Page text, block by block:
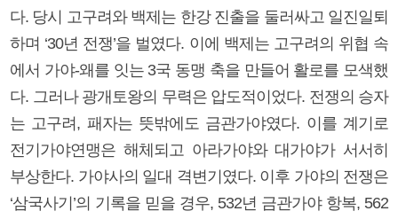
다. 당시 고구려와 백제는 한강 진출을 둘러싸고 일진일퇴
하며 ‘30년 전쟁’을 벌였다. 이에 백제는 고구려의 위협 속
에서 가야-왜를 잇는 3국 동맹 축을 만들어 활로를 모색했
다. 그러나 광개토왕의 무력은 압도적이었다. 전쟁의 승자
는 고구려, 패자는 뜻밖에도 금관가야였다. 이를 계기로
전기가야연맹은 해체되고 아라가야와 대가야가 서서히
부상한다. 가야사의 일대 격변기였다. 이후 가야의 전쟁은
‘삼국사기’의 기록을 믿을 경우, 532년 금관가야 항복, 562